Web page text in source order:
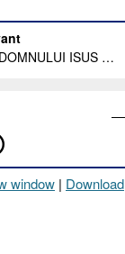
window | Download